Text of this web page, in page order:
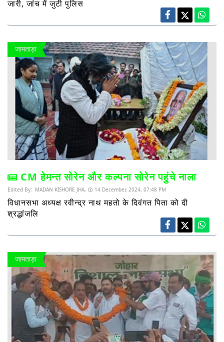
जारी, जांच में जुटी पुलिस
जामताड़ा
CM हेमन्त सोरेन और कल्पना सोरेन पहुंचे नाला
Edited By: MADAN KISHORE JHA, 14 December, 2024, 07:48 PM
विधानसभा अध्यक्ष रवीन्द्र नाथ महतो के दिवंगत पिता को दी
श्रद्धांजलि
जामताड़ा